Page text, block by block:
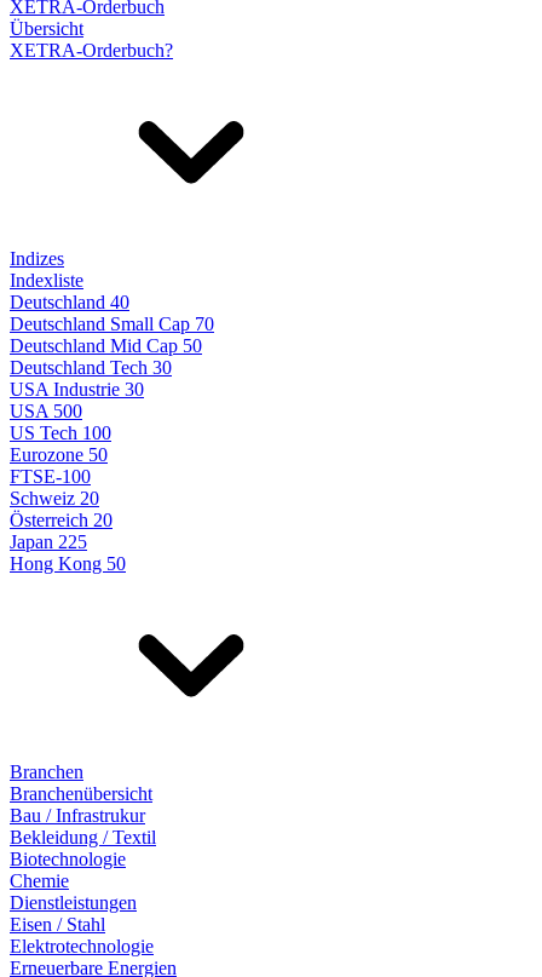
XETRA-Orderbuch
Übersicht
XETRA-Orderbuch?
Indizes
Indexliste
Deutschland 40
Deutschland Small Cap 70
Deutschland Mid Cap 50
Deutschland Tech 30
USA Industrie 30
USA 500
US Tech 100
Eurozone 50
FTSE-100
Schweiz 20
Österreich 20
Japan 225
Hong Kong 50
Branchen
Branchenübersicht
Bau / Infrastrukur
Bekleidung / Textil
Biotechnologie
Chemie
Dienstleistungen
Eisen / Stahl
Elektrotechnologie
Erneuerbare Energien